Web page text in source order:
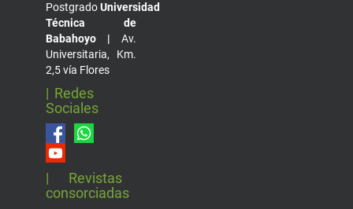
PostgradoUniversidad
Técnica de
Babahoyo | Av.
Universitaria, Km.
2,5 vía Flores
| Redes
Sociales
| Revistas
consorciadas